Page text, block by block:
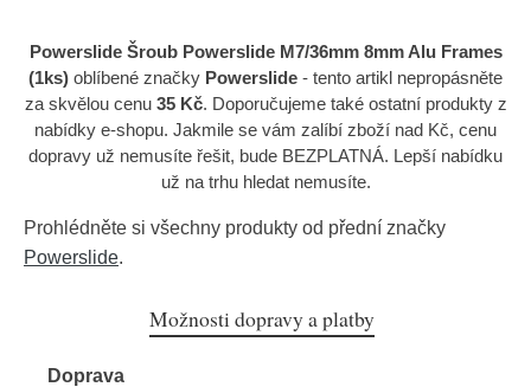
Powerslide Šroub Powerslide M7/36mm 8mm Alu Frames
(1ks) oblíbené značky Powerslide - tento artikl nepropásněte
za skvělou cenu 35 Kč. Doporučujeme také ostatní produkty z
nabídky e-shopu. Jakmile se vám zalíbí zboží nad Kč, cenu
dopravy už nemusíte řešit, bude BEZPLATNÁ. Lepší nabídku
už na trhu hledat nemusíte.
Prohlédněte si všechny produkty od přední značky
Powerslide.
Možnosti dopravy a platby
Doprava